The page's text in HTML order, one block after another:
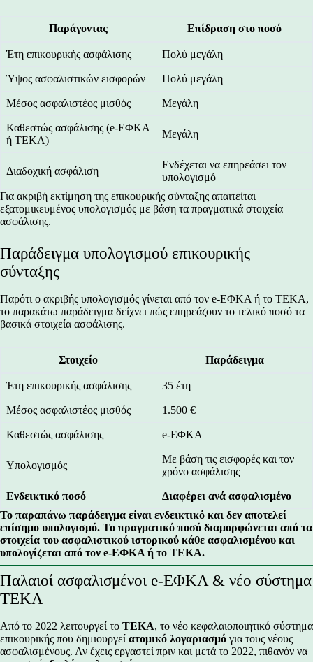
Παράγοντας Επίδραση στο ποσό
Έτη επικουρικής ασφάλισης Πολύ μεγάλη
Ύψος ασφαλιστικών εισφορών Πολύ μεγάλη
Μέσος ασφαλιστέος μισθός Μεγάλη
Καθεστώς ασφάλισης (e-ΕΦΚΑ
ή ΤΕΚΑ)
Μεγάλη
Διαδοχική ασφάλιση
Ενδέχεται να επηρεάσει τον
υπολογισμό
Για ακριβή εκτίμηση της επικουρικής σύνταξης απαιτείται
εξατομικευμένος υπολογισμός με βάση τα πραγματικά στοιχεία
ασφάλισης.
Παράδειγμα υπολογισμού επικουρικής
σύνταξης
Παρότι ο ακριβής υπολογισμός γίνεται από τον e-ΕΦΚΑ ή το ΤΕΚΑ,
το παρακάτω παράδειγμα δείχνει πώς επηρεάζουν το τελικό ποσό τα
βασικά στοιχεία ασφάλισης.
Στοιχείο Παράδειγμα
Έτη επικουρικής ασφάλισης 35 έτη
Μέσος ασφαλιστέος μισθός 1.500 €
Καθεστώς ασφάλισης e-ΕΦΚΑ
Υπολογισμός
Με βάση τις εισφορές και τον
χρόνο ασφάλισης
Ενδεικτικό ποσό
Διαφέρει ανά ασφαλισμένο
Το παραπάνω παράδειγμα είναι ενδεικτικό και δεν αποτελεί
επίσημο υπολογισμό. Το πραγματικό ποσό διαμορφώνεται από τα
στοιχεία του ασφαλιστικού ιστορικού κάθε ασφαλισμένου και
υπολογίζεται από τον e-ΕΦΚΑ ή το ΤΕΚΑ.
Παλαιοί ασφαλισμένοι e-ΕΦΚΑ & νέο σύστημα
ΤΕΚΑ
Από το 2022 λειτουργεί το ΤΕΚΑ, το νέο κεφαλαιοποιητικό σύστημα
επικουρικής που δημιουργεί ατομικό λογαριασμό για τους νέους
ασφαλισμένους. Αν έχεις εργαστεί πριν και μετά το 2022, πιθανόν να